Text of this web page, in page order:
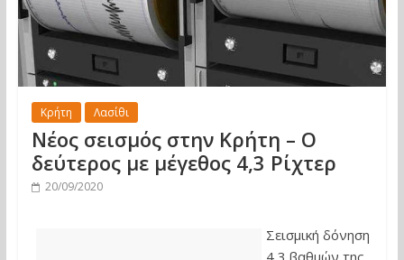
Κρήτη Λασίθι
Νέος σεισμός στην Κρήτη – Ο
δεύτερος με μέγεθος 4,3 Ρίχτερ
20/09/2020
Σεισμική δόνηση